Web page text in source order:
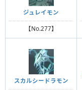
ジュレイモン
【No.277】
スカルシードラモン